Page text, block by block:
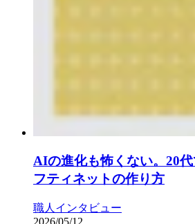
AIの進化も怖くない。20
フティネットの作り方
職人インタビュー
2026/05/12